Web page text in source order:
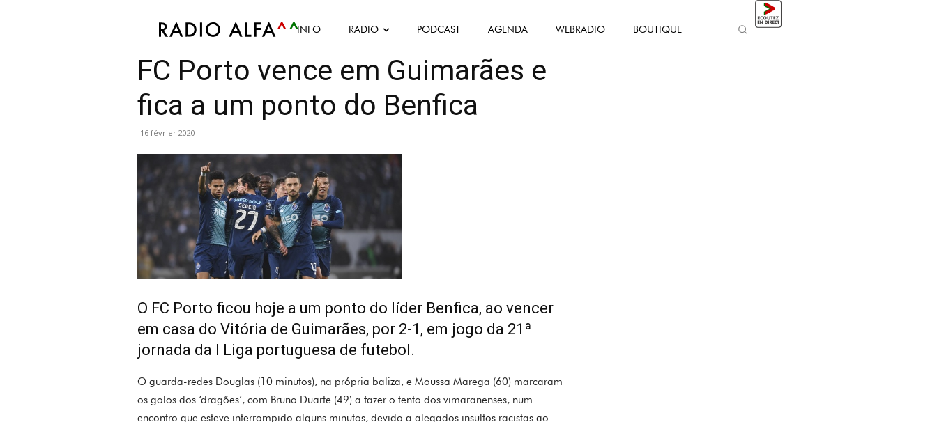
INFO RADIO PODCAST AGENDA WEBRADIO BOUTIQUE
Atualidade Desportiva Futebol
FC Porto vence em Guimarães e
fica a um ponto do Benfica
16 février 2020
O FC Porto ficou hoje a um ponto do líder Benfica, ao vencer
em casa do Vitória de Guimarães, por 2-1, em jogo da 21ª
jornada da I Liga portuguesa de futebol.
O guarda-redes Douglas (10 minutos), na própria baliza, e Moussa Marega (60) marcaram
os golos dos ‘dragões’, com Bruno Duarte (49) a fazer o tento dos vimaranenses, num
encontro que esteve interrompido alguns minutos, devido a alegados insultos racistas ao